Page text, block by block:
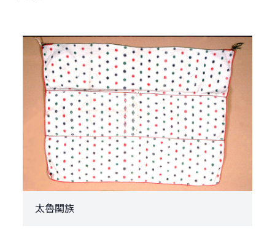
太魯閣族